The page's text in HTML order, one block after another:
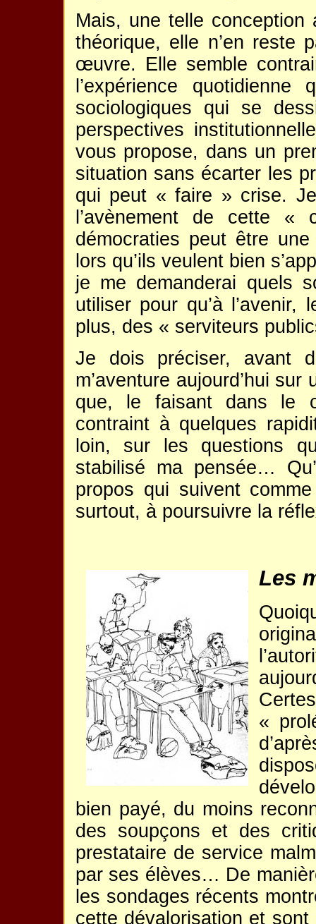
Mais, une telle
théorique, elle n’en reste
œuvre. Elle semble
l’expérience
sociologiques qui se
perspectives
vous propose, dans un
situation sans écarter les
qui peut « faire » crise.
l’avènement de cette «
démocraties peut être
lors qu’ils veulent bien
je me demanderai quels
utiliser pour qu’à
plus, des « serviteurs
Je dois préciser, avant
m’aventure aujourd’hui
que, le faisant dans le
contraint à quelques
loin, sur les questions
stabilisé ma pensée…
propos qui suivent
surtout, à poursuivre la
Les
«
bien payé, du moins
des soupçons et des
prestataire de service
par ses élèves… De
les sondages récents
cette dévalorisation et